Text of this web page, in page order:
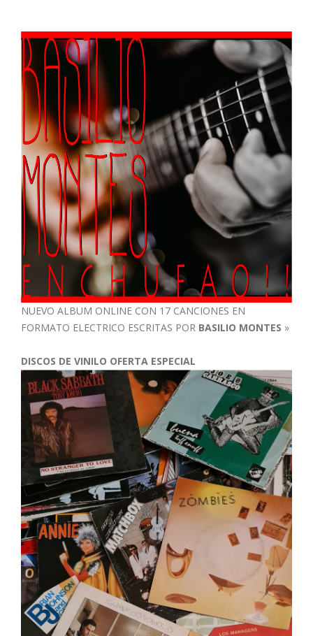
NUEVO ALBUM ONLINE CON 17 CANCIONES EN
FORMATO ELECTRICO ESCRITAS POR BASILIO MONTES »
DISCOS DE VINILO OFERTA ESPECIAL